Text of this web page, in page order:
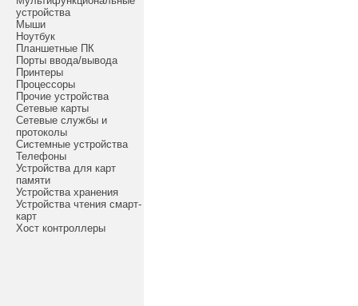
устройства
Мыши
Ноутбук
Планшетные ПК
Порты ввода/вывода
Принтеры
Процессоры
Прочие устройства
Сетевые карты
Сетевые службы и
протоколы
Системные устройства
Телефоны
Устройства для карт
памяти
Устройства хранения
Устройства чтения смарт-
карт
Хост контроллеры